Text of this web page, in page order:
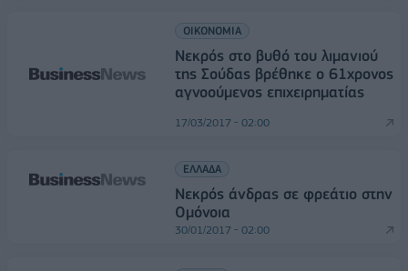
ΟΙΚΟΝΟΜΙΑ
Νεκρός στο βυθό του λιμανιού
της Σούδας βρέθηκε ο 61χρονος
αγνοούμενος επιχειρηματίας
17/03/2017 - 02:00
ΕΛΛΑΔΑ
Νεκρός άνδρας σε φρεάτιο στην
Ομόνοια
30/01/2017 - 02:00